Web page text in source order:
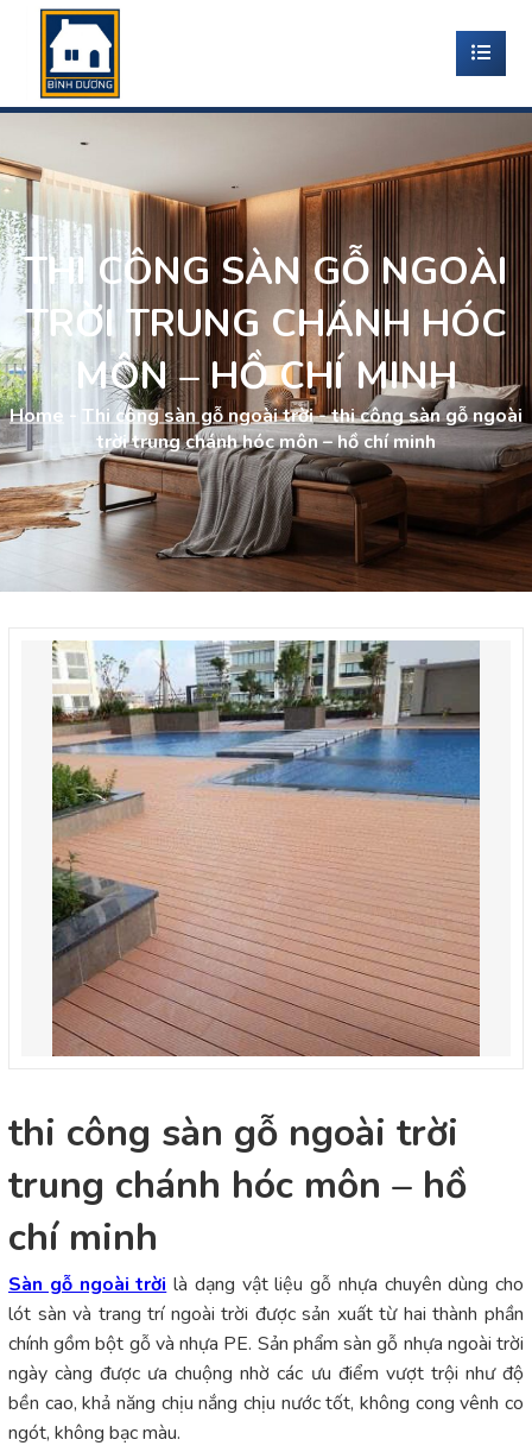
THI CÔNG SÀN GỖ NGOÀI
TRỜI TRUNG CHÁNH HÓC
MÔN – HỒ CHÍ MINH
Home - Thi công sàn gỗ ngoài trời-thi công sàn gỗ ngoài
trời trung chánh hóc môn – hồ chí minh
thi công sàn gỗ ngoài trời
trung chánh hóc môn – hồ
chí minh
Sàn gỗ ngoài trời là dạng vật liệu gỗ nhựa chuyên dùng cho
lót sàn và trang trí ngoài trời được sản xuất từ hai thành phần
chính gồm bột gỗ và nhựa PE. Sản phẩm sàn gỗ nhựa ngoài trời
ngày càng được ưa chuộng nhờ các ưu điểm vượt trội như độ
bền cao, khả năng chịu nắng chịu nước tốt, không cong vênh co
ngót, không bạc màu.